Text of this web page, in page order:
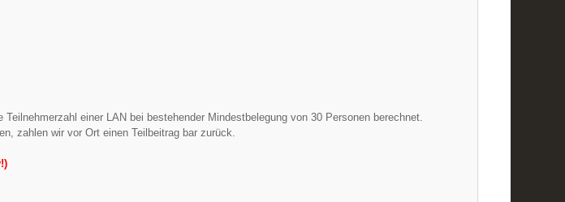
einer LAN bei bestehender Mindestbelegung von 30 Personen berechnet.
zahlen wir vor Ort einen Teilbeitrag bar zurück.